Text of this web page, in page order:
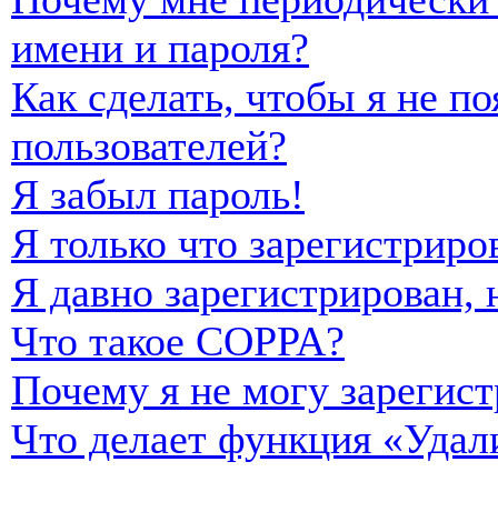
имени и пароля?
Как сделать, чтобы я не
пользователей?
Я забыл пароль!
Я только что
Я давно
Что такое COPPA?
Почему я не могу
Что делает функция